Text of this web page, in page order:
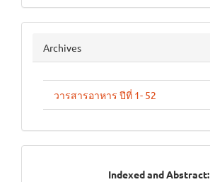
archives
Archives
วารสารอาหาร ปีที่ 1- 52
Indexed and Abstract: